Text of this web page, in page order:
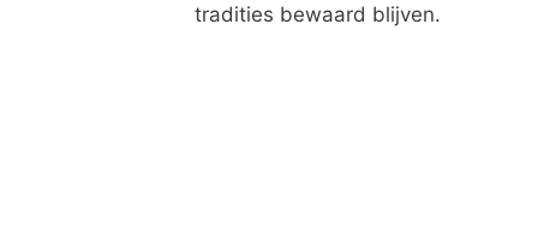
tradities bewaard blijven.